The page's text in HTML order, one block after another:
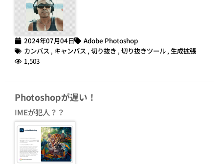
2024年07月04日
Adobe Photoshop
カンバス , キャンバス , 切り抜き , 切り抜きツール , 生成拡張
1,503
Photoshopが遅い！
IMEが犯人？？